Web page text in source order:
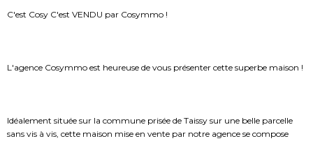
C'est Cosy C'est VENDU par Cosymmo !
L'agence Cosymmo est heureuse de vous présenter cette superbe maison !
Idéalement située sur la commune prisée de Taissy sur une belle parcelle
sans vis à vis, cette maison mise en vente par notre agence se compose